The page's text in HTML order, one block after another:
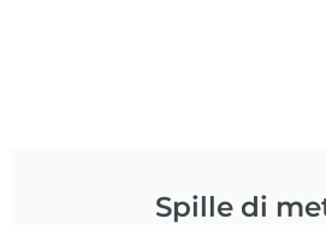
Spille di